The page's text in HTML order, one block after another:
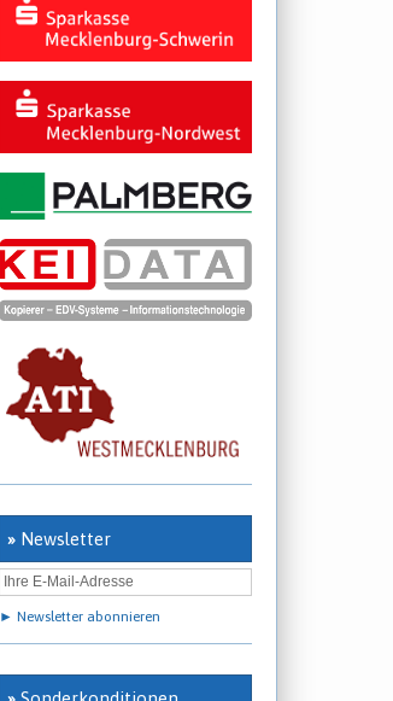
» Newsletter
► Newsletter abonnieren